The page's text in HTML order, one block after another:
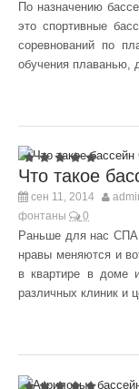
По назначению
это спортивные
соревнований по
обучения плаванью,
Что такое
сен 11, 2014
фонтаны
0
Раньше для нас СПА
нравы меняются и
в квартире в доме
различных клиник и